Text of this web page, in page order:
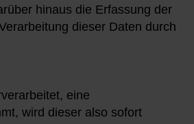
hinaus die Erfassung der
dieser Daten durch
eine
wird dieser also sofort